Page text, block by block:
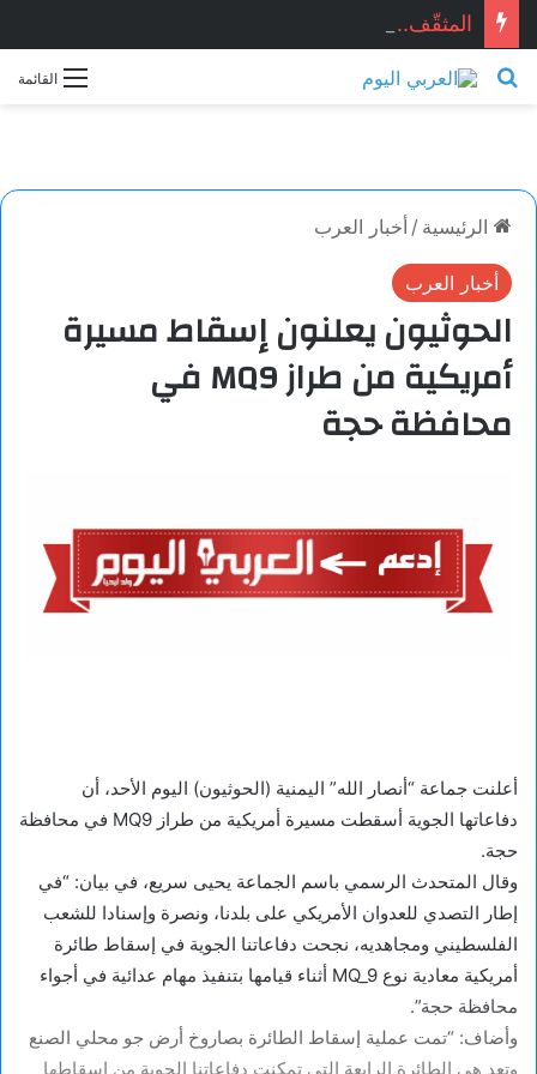
المثقّف.. قصيدة للشاعر السوري: ماجد الراوي
القائمة بحث عن
الرئيسية / أخبار العرب
أخبار العرب
الحوثيون يعلنون إسقاط مسيرة
أمريكية من طراز MQ9 في
محافظة حجة
أعلنت جماعة “أنصار الله” اليمنية (الحوثيون) اليوم الأحد، أن
دفاعاتها الجوية أسقطت مسيرة أمريكية من طراز MQ9 في محافظة
حجة.
وقال المتحدث الرسمي باسم الجماعة يحيى سريع، في بيان: “في
إطار التصدي للعدوان الأمريكي على بلدنا، ونصرة وإسنادا للشعب
الفلسطيني ومجاهديه، نجحت دفاعاتنا الجوية في إسقاط طائرة
أمريكية معادية نوع MQ_9 أثناء قيامها بتنفيذ مهام عدائية في أجواء
محافظة حجة”.
وأضاف: “تمت عملية إسقاط الطائرة بصاروخ أرض جو محلي الصنع
وتعد هي الطائرة الرابعة التي تمكنت دفاعاتنا الجوية من إسقاطها